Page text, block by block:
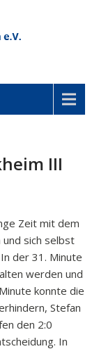
III
Zeit mit dem
und sich selbst
der 31. Minute
werden und
konnte die
Stefan
den 2:0
In